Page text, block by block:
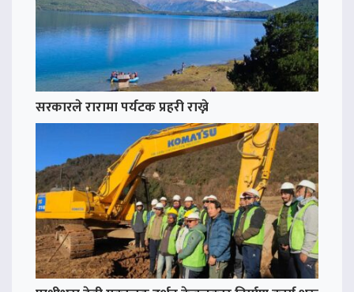
सरकारले रारामा पर्यटक प्रहरी राख्ने